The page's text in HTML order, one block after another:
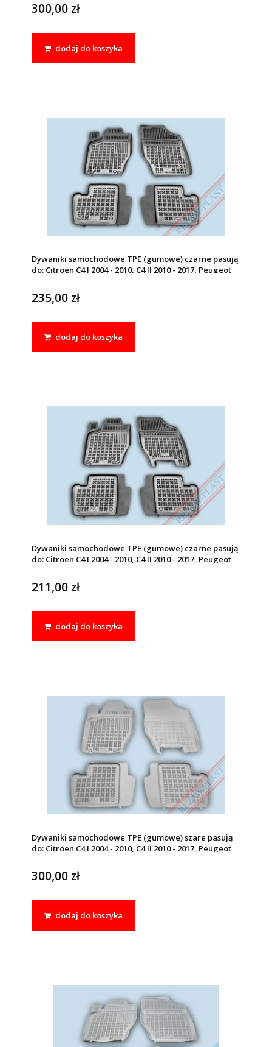
300,00 zł
dodaj do koszyka
Dywaniki samochodowe TPE (gumowe) czarne pasują
do: Citroen C4 I 2004 - 2010, C4 II 2010 - 2017, Peugeot
235,00 zł
dodaj do koszyka
Dywaniki samochodowe TPE (gumowe) czarne pasują
do: Citroen C4 I 2004 - 2010, C4 II 2010 - 2017, Peugeot
211,00 zł
dodaj do koszyka
Dywaniki samochodowe TPE (gumowe) szare pasują
do: Citroen C4 I 2004 - 2010, C4 II 2010 - 2017, Peugeot
300,00 zł
dodaj do koszyka